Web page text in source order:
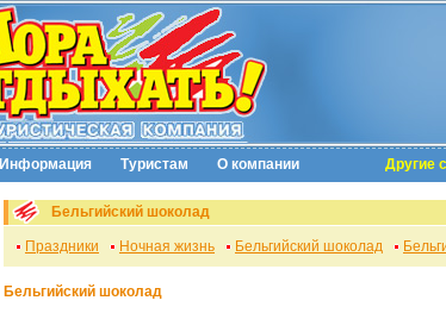
Информация Туристам О компании Другие
Бельгийский шоколад
Праздники Ночная жизнь Бельгийский шоколад
Бельгийский шоколад